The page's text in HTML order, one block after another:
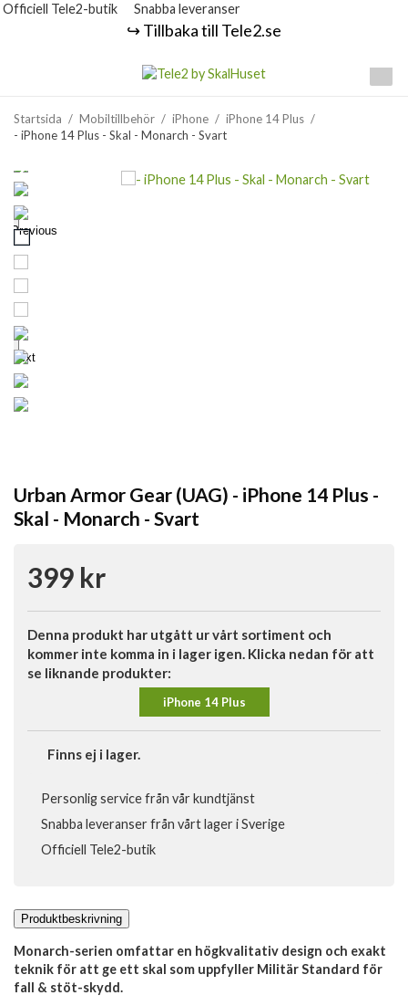
Officiell Tele2-butik Snabba leveranser
↪️ Tillbaka till Tele2.se
Startsida / Mobiltillbehör / iPhone / iPhone 14 Plus /
- iPhone 14 Plus - Skal - Monarch - Svart
Previous
Next
Urban Armor Gear (UAG) - iPhone 14 Plus -
Skal - Monarch - Svart
399 kr
Denna produkt har utgått ur vårt sortiment och
kommer inte komma in i lager igen. Klicka nedan för att
se liknande produkter:
iPhone 14 Plus
Finns ej i lager.
Personlig service från vår kundtjänst
Snabba leveranser från vårt lager i Sverige
Officiell Tele2-butik
Produktbeskrivning
Monarch-serien omfattar en högkvalitativ design och exakt
teknik för att ge ett skal som uppfyller Militär Standard för
fall & stöt-skydd.